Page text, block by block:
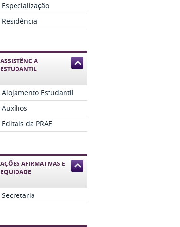
Especialização
Residência
ASSISTÊNCIA
ESTUDANTIL
Alojamento Estudantil
Auxílios
Editais da PRAE
AÇÕES AFIRMATIVAS E
EQUIDADE
Secretaria